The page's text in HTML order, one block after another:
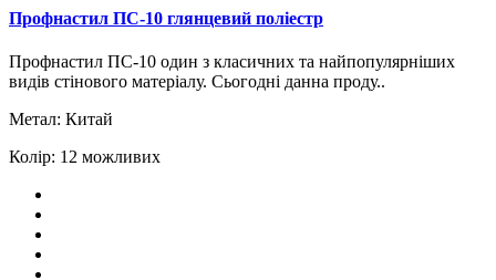
Профнастил ПС-10 глянцевий поліестр
Профнастил ПС-10 один з класичних та найпопулярніших
видів стінового матеріалу. Сьогодні данна проду..
Метал: Китай
Колір: 12 можливих